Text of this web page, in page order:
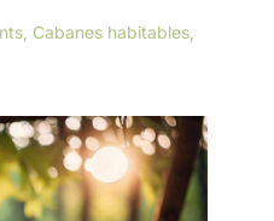
Cabanes habitables